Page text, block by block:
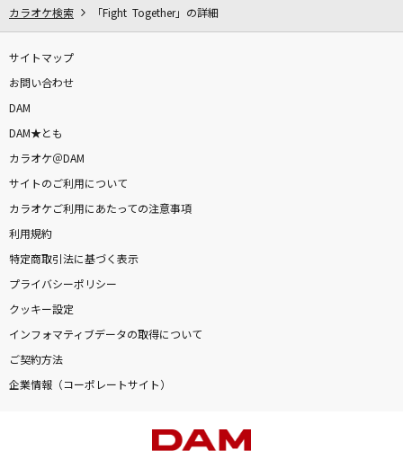
カラオケ検索 「Fight Together」の詳細
サイトマップ
お問い合わせ
DAM
DAM★とも
カラオケ＠DAM
サイトのご利用について
カラオケご利用にあたっての注意事項
利用規約
特定商取引法に基づく表示
プライバシーポリシー
クッキー設定
インフォマティブデータの取得について
ご契約方法
企業情報（コーポレートサイト）